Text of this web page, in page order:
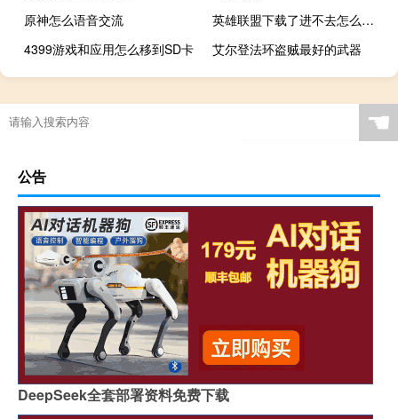
原神怎么语音交流
英雄联盟下载了进不去怎么回事
4399游戏和应用怎么移到SD卡
艾尔登法环盗贼最好的武器
☚
公告
DeepSeek全套部署资料免费下载